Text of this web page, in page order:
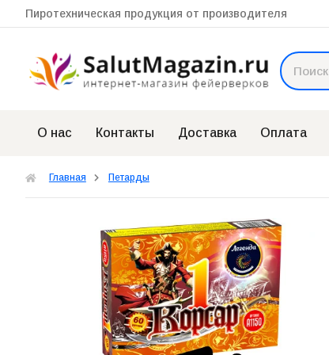
Пиротехническая продукция от производителя
О нас Контакты Доставка Оплата
Главная Петарды